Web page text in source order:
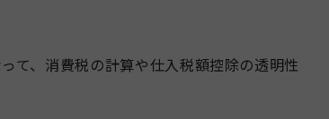
て、消費税の計算や仕入税額控除の透明性